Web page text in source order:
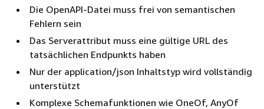
Die OpenAPI-Datei muss frei von semantischen
Fehlern sein
Das Serverattribut muss eine gültige URL des
tatsächlichen Endpunkts haben
Nur der application/json Inhaltstyp wird vollständig
unterstützt
Komplexe Schemafunktionen wie OneOf, AnyOf